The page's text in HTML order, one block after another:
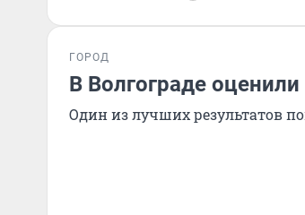
ГОРОД
В Волгограде
Один из лучших результатов